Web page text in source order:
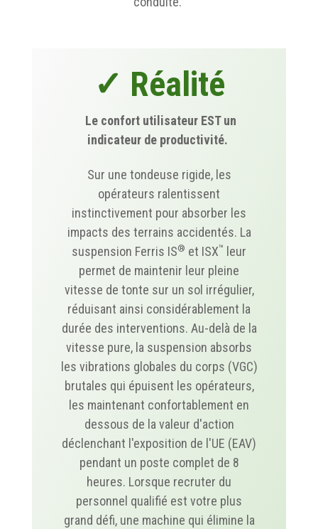
✓ Réalité
Le confort utilisateur EST un
indicateur de productivité.
Sur une tondeuse rigide, les
opérateurs ralentissent
instinctivement pour absorber les
impacts des terrains accidentés. La
suspension Ferris IS® et ISX™
leur
permet de maintenir leur pleine
vitesse de tonte sur un sol irrégulier,
réduisant ainsi considérablement la
durée des interventions. Au-delà de la
vitesse pure, la suspension absorbs
les vibrations globales du corps (VGC)
brutales qui épuisent les opérateurs,
les maintenant confortablement en
dessous de la valeur d'action
déclenchant l'exposition de l'UE (EAV)
pendant un poste complet de 8
heures. Lorsque recruter du
personnel qualifié est votre plus
grand défi, une machine qui élimine la